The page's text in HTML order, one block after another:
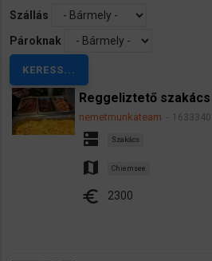
Szállás
Pároknak
Reggeliztető
nemetmunkateam
dns Szakács
map Chiemsee
euro 2300